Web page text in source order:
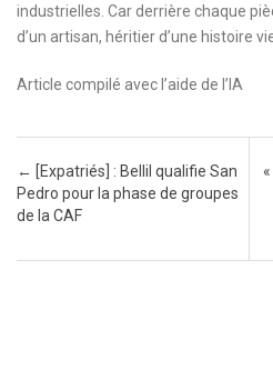
industrielles. Car derrière chaque
d’un artisan, héritier d’une histoire
Article compilé avec l’aide de l’IA
Post navigation
← [Expatriés] : Bellil qualifie San
Pedro pour la phase de groupes
de la CAF